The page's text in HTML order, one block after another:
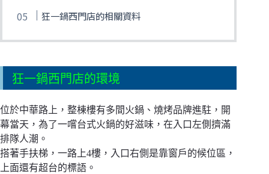
狂一鍋西門店的相關資料
狂一鍋西門店的環境
位於中華路上，整棟樓有多間火鍋、燒烤品牌進駐，開
幕當天，為了一嚐台式火鍋的好滋味，在入口左側擠滿
排隊人潮。
搭著手扶梯，一路上4樓，入口右側是靠窗戶的候位區，
上面還有超台的標語。